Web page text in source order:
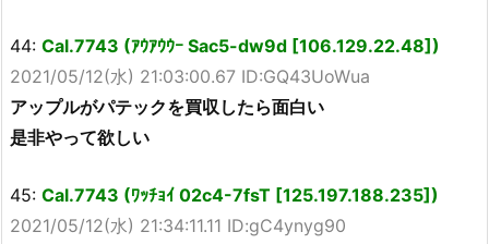
44: Cal.7743 (ｱｳｱｳｳｰ Sac5-dw9d [106.129.22.48])
2021/05/12(水) 21:03:00.67 ID:GQ43UoWua
アップルがパテックを買収したら面白い
是非やって欲しい
45: Cal.7743 (ﾜｯﾁｮｲ 02c4-7fsT [125.197.188.235])
2021/05/12(水) 21:34:11.11 ID:gC4ynyg90